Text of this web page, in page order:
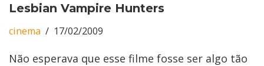
Lesbian Vampire Hunters
cinema 17/02/2009
Não esperava que esse filme fosse ser algo tão